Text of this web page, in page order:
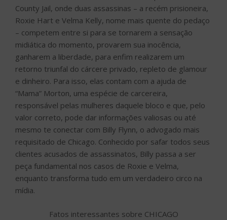
County Jail, onde duas assassinas – a recém prisioneira,
Roxie Hart e Velma Kelly, nome mais quente do pedaço
– competem entre si para se tornarem a sensação
midiática do momento, provarem sua inocência,
ganharem a liberdade, para enfim realizarem um
retorno triunfal do cárcere privado, repleto de glamour
e dinheiro. Para isso, elas contam com a ajuda de
“Mama” Morton, uma espécie de carcereira,
responsável pelas mulheres daquele bloco e que, pelo
valor correto, pode dar informações valiosas ou até
mesmo te conectar com Billy Flynn, o advogado mais
requisitado de Chicago. Conhecido por safar todos seus
clientes acusados de assassinatos, Billy passa a ser
peça fundamental nos casos de Roxie e Velma,
enquanto transforma tudo em um verdadeiro circo na
mídia.
Fatos interessantes sobre CHICAGO